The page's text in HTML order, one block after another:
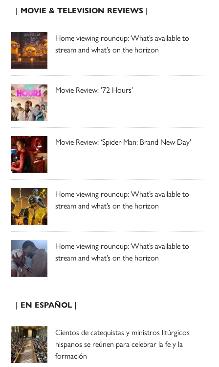
| MOVIE & TELEVISION REVIEWS |
Home viewing roundup: What’s available to
stream and what’s on the horizon
Movie Review: ’72 Hours’
Movie Review: ‘Spider-Man: Brand New Day’
Home viewing roundup: What’s available to
stream and what’s on the horizon
Home viewing roundup: What’s available to
stream and what’s on the horizon
| EN ESPAÑOL |
Cientos de catequistas y ministros litúrgicos
hispanos se reúnen para celebrar la fe y la
formación